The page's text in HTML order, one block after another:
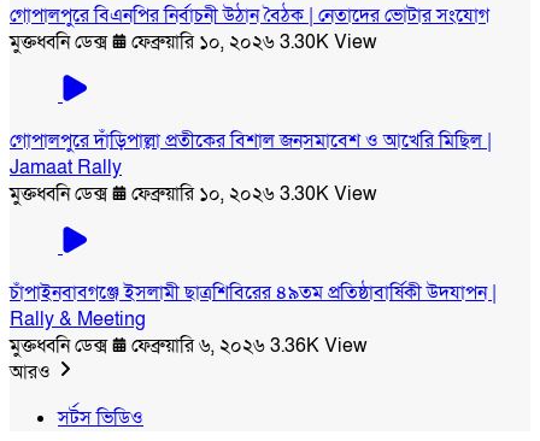
গোপালপুরে বিএনপির নির্বাচনী উঠান বৈঠক | নেতাদের ভোটার সংযোগ
মুক্তধ্বনি ডেক্স
ফেব্রুয়ারি ১০, ২০২৬3.30K View
গোপালপুরে দাঁড়িপাল্লা প্রতীকের বিশাল জনসমাবেশ ও আখেরি মিছিল |
Jamaat Rally
মুক্তধ্বনি ডেক্স
ফেব্রুয়ারি ১০, ২০২৬3.30K View
চাঁপাইনবাবগঞ্জে ইসলামী ছাত্রশিবিরের ৪৯তম প্রতিষ্ঠাবার্ষিকী উদযাপন |
Rally & Meeting
মুক্তধ্বনি ডেক্স
ফেব্রুয়ারি ৬, ২০২৬3.36K View
আরও
সর্টস ভিডিও